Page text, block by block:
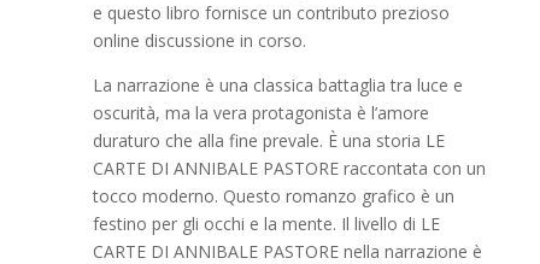
e questo libro fornisce un contributo prezioso
online discussione in corso.
La narrazione è una classica battaglia tra luce e
oscurità, ma la vera protagonista è l’amore
duraturo che alla fine prevale. È una storia LE
CARTE DI ANNIBALE PASTORE raccontata con un
tocco moderno. Questo romanzo grafico è un
festino per gli occhi e la mente. Il livello di LE
CARTE DI ANNIBALE PASTORE nella narrazione è